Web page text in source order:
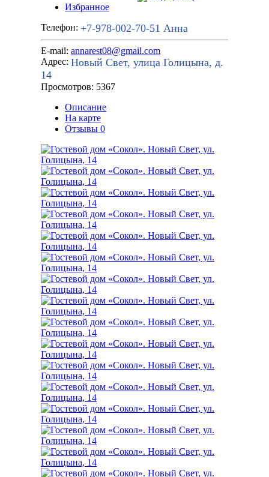
Избранное
Телефон: +7-978-002-70-51 Анна
E-mail: annarest08@gmail.com
Адрес: Новый Свет, улица Голицына, д.
14
Просмотров: 5367
Описание
На карте
Отзывы 0